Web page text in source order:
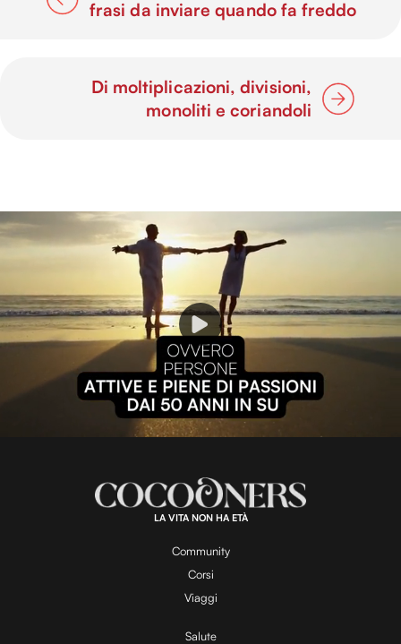
frasi da inviare quando fa freddo
Di moltiplicazioni, divisioni,
monoliti e coriandoli
P
l
a
y
V
L
:
1
0
0
.
0
LA VITA NON HA ETÀ
Community
Corsi
Viaggi
Salute